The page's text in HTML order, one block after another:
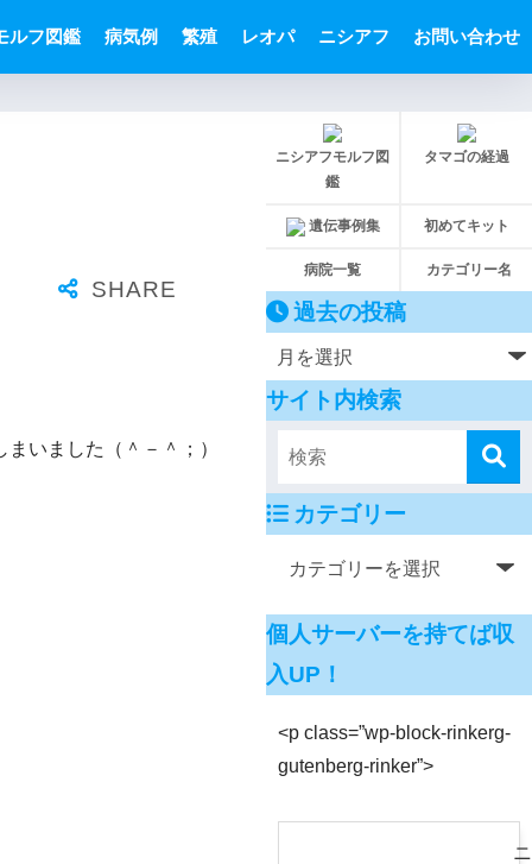
フ図鑑 病気例 繁殖 レオパ ニシアフ お問い合わせ
いました（＾－＾；）
ニシアフモルフ図
鑑
タマゴの経過
遺伝事例集 初めてキット
病院一覧 カテゴリー名
過去の投稿
サイト内検索
カテゴリー
個人サーバーを持てば収
入UP！
<p class=”wp-block-rinkerg-
gutenberg-rinker”>
ニ